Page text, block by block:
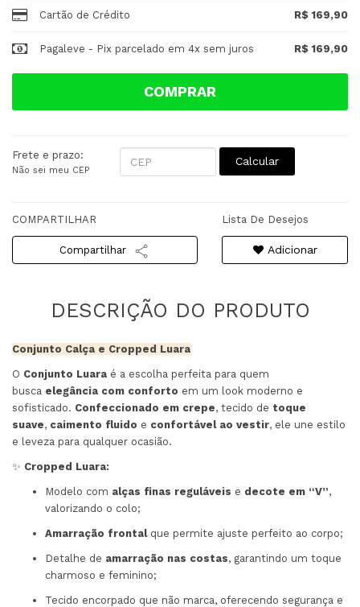
Cartão de Crédito R$ 169,90
Pagaleve - Pix parcelado em 4x sem juros R$ 169,90
COMPRAR
Frete e prazo:
Não sei meu CEP
Calcular
COMPARTILHAR
Compartilhar
Lista De Desejos
Adicionar
Conjunto Calça e Cropped Luara
O Conjunto Luara é a escolha perfeita para quem
busca elegância com conforto em um look moderno e
sofisticado. Confeccionado em crepe, tecido de toque
suave, caimento fluido e confortável ao vestir, ele une estilo
e leveza para qualquer ocasião.
✨ Cropped Luara:
Modelo com alças finas reguláveis e decote em “V”,
valorizando o colo;
Amarração frontalque permite ajuste perfeito ao corpo;
Detalhe de amarração nas costas, garantindo um toque
charmoso e feminino;
Tecido encorpado que não marca, oferecendo segurança e